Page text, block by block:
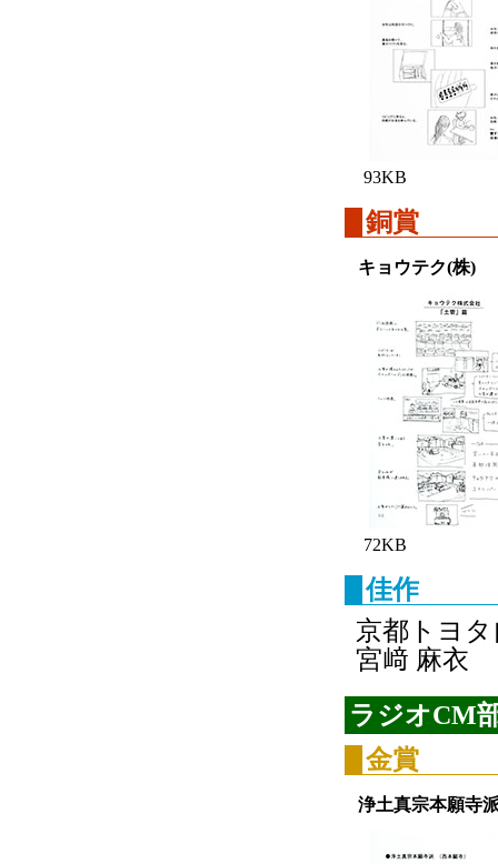
93KB
銅賞
キョウテク(株)
72KB
佳作
京都トヨ
宮﨑 麻衣
ラジオCM
金賞
浄土真宗本願寺